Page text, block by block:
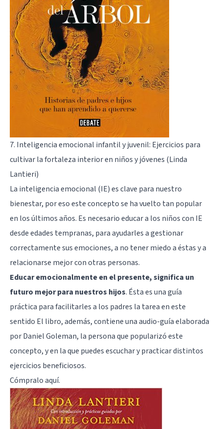
7. Inteligencia emocional infantil y juvenil: Ejercicios para
cultivar la fortaleza interior en niños y jóvenes (Linda
Lantieri)
La inteligencia emocional (IE)es clave para nuestro
bienestar, por eso este concepto se ha vuelto tan popular
en los últimos años. Es necesario educar a los niños con IE
desde edades tempranas, para ayudarles a gestionar
correctamente sus emociones, a no tener miedo a éstas y a
relacionarse mejor con otras personas.
Educar emocionalmente en el presente, significa un
futuro mejor para nuestros hijos. Ésta es una guía
práctica para facilitarles a los padres la tarea en este
sentido El libro, además, contiene una audio-guía elaborada
porDaniel Goleman, la persona que popularizó este
concepto, y en la que puedes escuchar y practicar distintos
ejercicios beneficiosos.
Cómpraloaquí.